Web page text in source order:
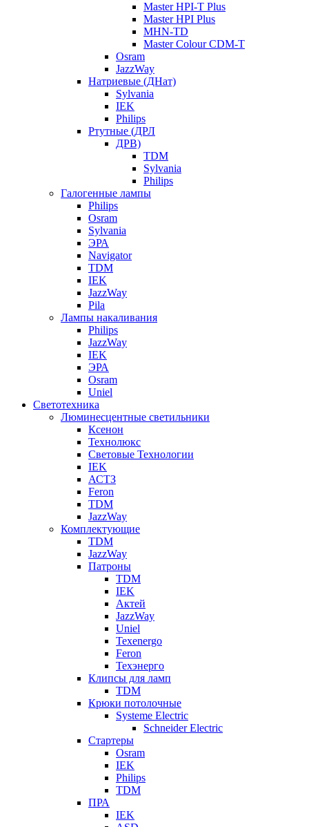
Master HPI-T Plus
Master HPI Plus
MHN-TD
Master Colour CDM-T
Osram
JazzWay
Натриевые (ДНат)
Sylvania
IEK
Philips
Ртутные (ДРЛ
ДРВ)
TDM
Sylvania
Philips
Галогенные лампы
Philips
Osram
Sylvania
ЭРА
Navigator
TDM
IEK
JazzWay
Pila
Лампы накаливания
Philips
JazzWay
IEK
ЭРА
Osram
Uniel
Светотехника
Люминесцентные светильники
Ксенон
Технолюкс
Световые Технологии
IEK
АСТЗ
Feron
TDM
JazzWay
Комплектующие
TDM
JazzWay
Патроны
TDM
IEK
Актей
JazzWay
Uniel
Texenergo
Feron
Техэнерго
Клипсы для ламп
TDM
Крюки потолочные
Systeme Electric
Schneider Electric
Стартеры
Osram
IEK
Philips
TDM
ПРА
IEK